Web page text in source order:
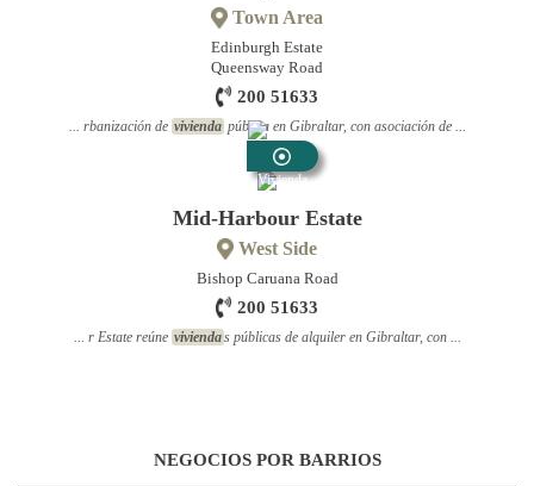
Town Area
Edinburgh Estate
Queensway Road
200 51633
... rbanización de vivienda pública en Gibraltar, con asociación de ...
Vivienda
Mid-Harbour Estate
West Side
Bishop Caruana Road
200 51633
... r Estate reúne viviendas públicas de alquiler en Gibraltar, con ...
NEGOCIOS POR BARRIOS